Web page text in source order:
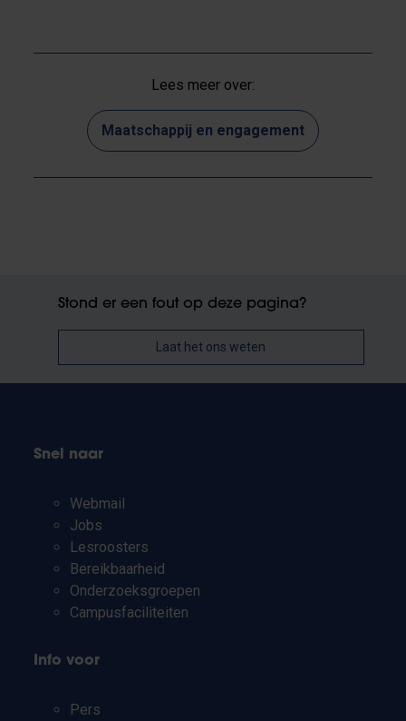
Lees meer over:
Maatschappij en engagement
Stond er een fout op deze pagina?
Laat het ons weten
Snel naar
Webmail
Jobs
Lesroosters
Bereikbaarheid
Onderzoeksgroepen
Campusfaciliteiten
Info voor
Pers